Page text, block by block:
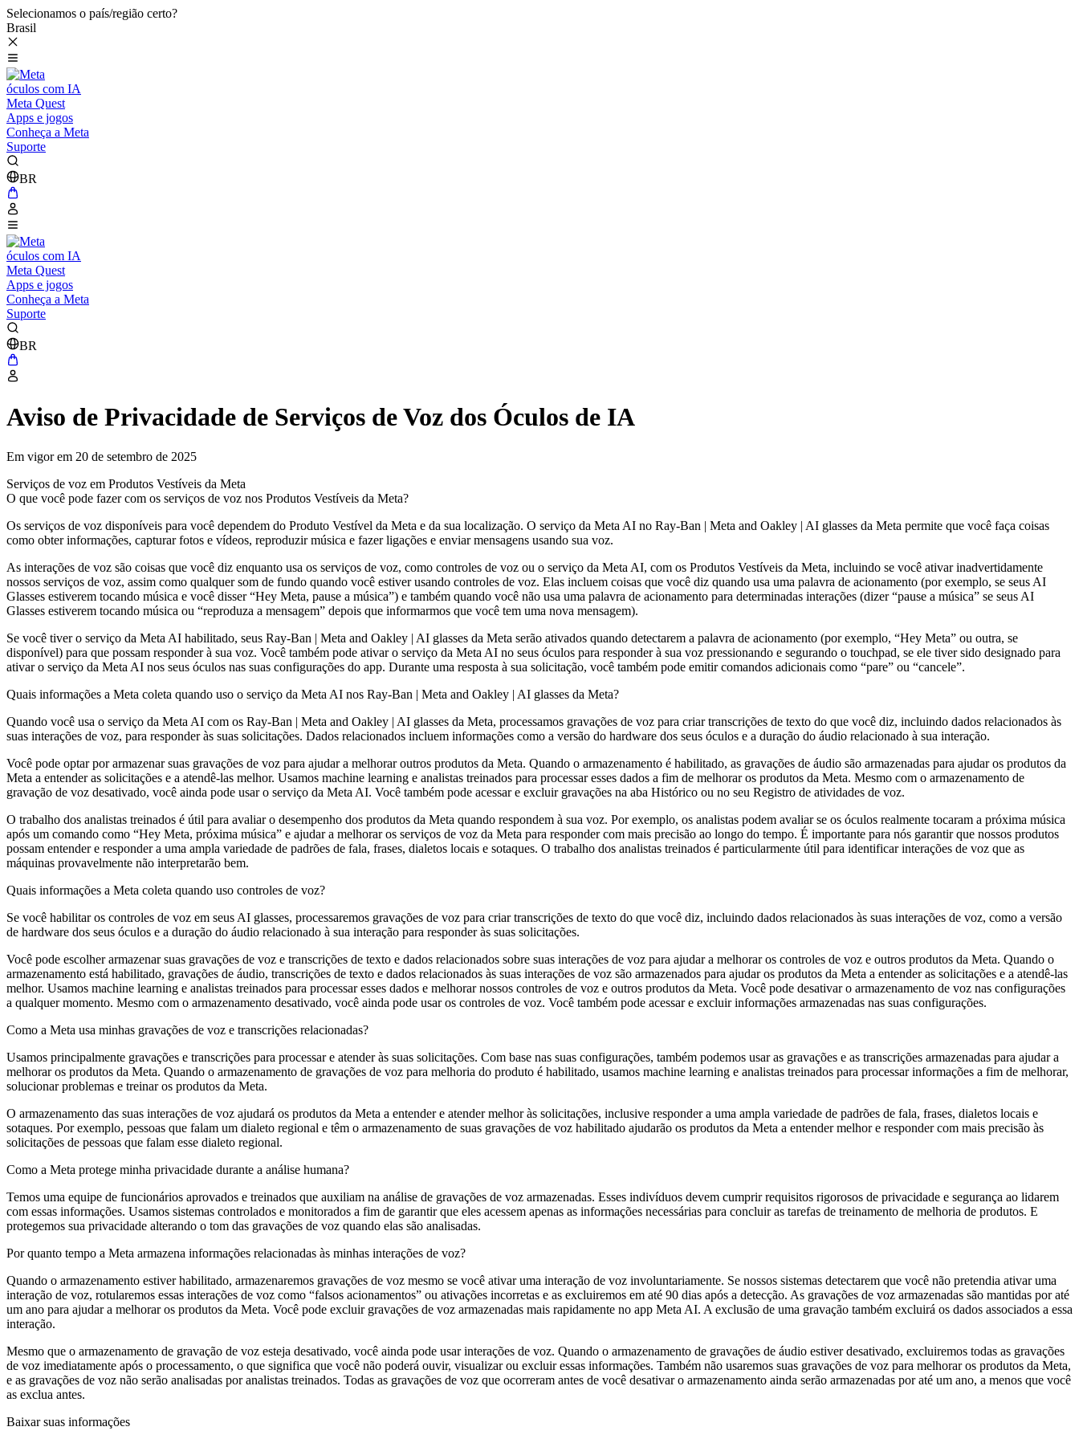
Selecionamos o país/região certo?
Brasil
óculos com IA
Meta Quest
Apps e jogos
Conheça a Meta
Suporte
BR
óculos com IA
Meta Quest
Apps e jogos
Conheça a Meta
Suporte
BR
Aviso de Privacidade de Serviços de Voz dos Óculos de IA
Em vigor em 20 de setembro de 2025
Serviços de voz em Produtos Vestíveis da Meta
O que você pode fazer com os serviços de voz nos Produtos Vestíveis da Meta?
Os serviços de voz disponíveis para você dependem do Produto Vestível da Meta e da sua localização. O serviço da Meta AI no Ray-Ban | Meta and Oakley | AI glasses da Meta permite que você faça coisas
como obter informações, capturar fotos e vídeos, reproduzir música e fazer ligações e enviar mensagens usando sua voz.
As interações de voz são coisas que você diz enquanto usa os serviços de voz, como controles de voz ou o serviço da Meta AI, com os Produtos Vestíveis da Meta, incluindo se você ativar inadvertidamente
nossos serviços de voz, assim como qualquer som de fundo quando você estiver usando controles de voz. Elas incluem coisas que você diz quando usa uma palavra de acionamento (por exemplo, se seus AI
Glasses estiverem tocando música e você disser “Hey Meta, pause a música”) e também quando você não usa uma palavra de acionamento para determinadas interações (dizer “pause a música” se seus AI
Glasses estiverem tocando música ou “reproduza a mensagem” depois que informarmos que você tem uma nova mensagem).
Se você tiver o serviço da Meta AI habilitado, seus Ray-Ban | Meta and Oakley | AI glasses da Meta serão ativados quando detectarem a palavra de acionamento (por exemplo, “Hey Meta” ou outra, se
disponível) para que possam responder à sua voz. Você também pode ativar o serviço da Meta AI no seus óculos para responder à sua voz pressionando e segurando o touchpad, se ele tiver sido designado para
ativar o serviço da Meta AI nos seus óculos nas suas configurações do app. Durante uma resposta à sua solicitação, você também pode emitir comandos adicionais como “pare” ou “cancele”.
Quais informações a Meta coleta quando uso o serviço da Meta AI nos Ray-Ban | Meta and Oakley | AI glasses da Meta?
Quando você usa o serviço da Meta AI com os Ray-Ban | Meta and Oakley | AI glasses da Meta, processamos gravações de voz para criar transcrições de texto do que você diz, incluindo dados relacionados às
suas interações de voz, para responder às suas solicitações. Dados relacionados incluem informações como a versão do hardware dos seus óculos e a duração do áudio relacionado à sua interação.
Você pode optar por armazenar suas gravações de voz para ajudar a melhorar outros produtos da Meta. Quando o armazenamento é habilitado, as gravações de áudio são armazenadas para ajudar os produtos da
Meta a entender as solicitações e a atendê-las melhor. Usamos machine learning e analistas treinados para processar esses dados a fim de melhorar os produtos da Meta. Mesmo com o armazenamento de
gravação de voz desativado, você ainda pode usar o serviço da Meta AI. Você também pode acessar e excluir gravações na aba Histórico ou no seu Registro de atividades de voz.
O trabalho dos analistas treinados é útil para avaliar o desempenho dos produtos da Meta quando respondem à sua voz. Por exemplo, os analistas podem avaliar se os óculos realmente tocaram a próxima música
após um comando como “Hey Meta, próxima música” e ajudar a melhorar os serviços de voz da Meta para responder com mais precisão ao longo do tempo. É importante para nós garantir que nossos produtos
possam entender e responder a uma ampla variedade de padrões de fala, frases, dialetos locais e sotaques. O trabalho dos analistas treinados é particularmente útil para identificar interações de voz que as
máquinas provavelmente não interpretarão bem.
Quais informações a Meta coleta quando uso controles de voz?
Se você habilitar os controles de voz em seus AI glasses, processaremos gravações de voz para criar transcrições de texto do que você diz, incluindo dados relacionados às suas interações de voz, como a versão
de hardware dos seus óculos e a duração do áudio relacionado à sua interação para responder às suas solicitações.
Você pode escolher armazenar suas gravações de voz e transcrições de texto e dados relacionados sobre suas interações de voz para ajudar a melhorar os controles de voz e outros produtos da Meta. Quando o
armazenamento está habilitado, gravações de áudio, transcrições de texto e dados relacionados às suas interações de voz são armazenados para ajudar os produtos da Meta a entender as solicitações e a atendê-las
melhor. Usamos machine learning e analistas treinados para processar esses dados e melhorar nossos controles de voz e outros produtos da Meta. Você pode desativar o armazenamento de voz nas configurações
a qualquer momento. Mesmo com o armazenamento desativado, você ainda pode usar os controles de voz. Você também pode acessar e excluir informações armazenadas nas suas configurações.
Como a Meta usa minhas gravações de voz e transcrições relacionadas?
Usamos principalmente gravações e transcrições para processar e atender às suas solicitações. Com base nas suas configurações, também podemos usar as gravações e as transcrições armazenadas para ajudar a
melhorar os produtos da Meta. Quando o armazenamento de gravações de voz para melhoria do produto é habilitado, usamos machine learning e analistas treinados para processar informações a fim de melhorar,
solucionar problemas e treinar os produtos da Meta.
O armazenamento das suas interações de voz ajudará os produtos da Meta a entender e atender melhor às solicitações, inclusive responder a uma ampla variedade de padrões de fala, frases, dialetos locais e
sotaques. Por exemplo, pessoas que falam um dialeto regional e têm o armazenamento de suas gravações de voz habilitado ajudarão os produtos da Meta a entender melhor e responder com mais precisão às
solicitações de pessoas que falam esse dialeto regional.
Como a Meta protege minha privacidade durante a análise humana?
Temos uma equipe de funcionários aprovados e treinados que auxiliam na análise de gravações de voz armazenadas. Esses indivíduos devem cumprir requisitos rigorosos de privacidade e segurança ao lidarem
com essas informações. Usamos sistemas controlados e monitorados a fim de garantir que eles acessem apenas as informações necessárias para concluir as tarefas de treinamento de melhoria de produtos. E
protegemos sua privacidade alterando o tom das gravações de voz quando elas são analisadas.
Por quanto tempo a Meta armazena informações relacionadas às minhas interações de voz?
Quando o armazenamento estiver habilitado, armazenaremos gravações de voz mesmo se você ativar uma interação de voz involuntariamente. Se nossos sistemas detectarem que você não pretendia ativar uma
interação de voz, rotularemos essas interações de voz como “falsos acionamentos” ou ativações incorretas e as excluiremos em até 90 dias após a detecção. As gravações de voz armazenadas são mantidas por até
um ano para ajudar a melhorar os produtos da Meta. Você pode excluir gravações de voz armazenadas mais rapidamente no app Meta AI. A exclusão de uma gravação também excluirá os dados associados a essa
interação.
Mesmo que o armazenamento de gravação de voz esteja desativado, você ainda pode usar interações de voz. Quando o armazenamento de gravações de áudio estiver desativado, excluiremos todas as gravações
de voz imediatamente após o processamento, o que significa que você não poderá ouvir, visualizar ou excluir essas informações. Também não usaremos suas gravações de voz para melhorar os produtos da Meta,
e as gravações de voz não serão analisadas por analistas treinados. Todas as gravações de voz que ocorreram antes de você desativar o armazenamento ainda serão armazenadas por até um ano, a menos que você
as exclua antes.
Baixar suas informações